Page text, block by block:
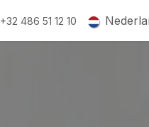
Subsidiedossiers
+32 486 51 12 10